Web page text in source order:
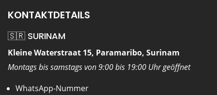
KONTAKTDETAILS
🇸🇷 SURINAM
Kleine Waterstraat 15, Paramaribo, Surinam
Montags bis samstags von 9:00 bis 19:00 Uhr geöffnet
WhatsApp-Nummer